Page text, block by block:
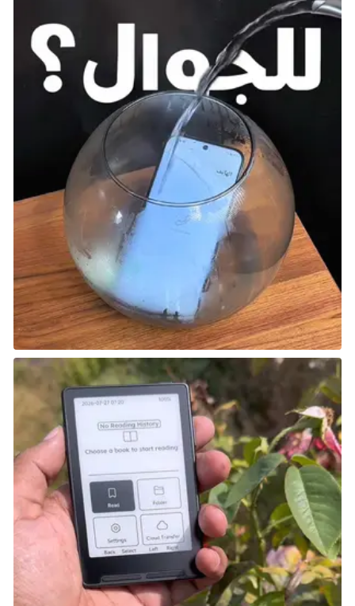
تصدر في أواخر 2025.
Kirby Air Riders، لعبة جديدة أصلها من لعبة السباق
بإخراج ماساهيرو ساكوراي، مخرج سلسلةSuper Smash
.، أُعلنت لتصدر هذا العام. قدم العرض التشويقي دخولًا
ستحلق على Nintendo Switch 2 في عام 2025.
استخدم تحكم الفأرة في وحدات تحكم Joy-Con 2 واستمتع
بتجربة جديدة في
Drag x Drive
. لعبة 3 ضد 3 جديدة عبر
الشبكة،Drag x Drive
اللاعبين لاستخدام تحكم الفأرة مع وحدتي Joy-Con 2 في آن
واحد للحركة وزيادة السرعة وأداء الحركات البهلوانية
والتسديد. استعد عند صدورDrag x Drive
على Nintendo
Switch 2 هذا الصيف.
من المتفهم أن اللاعبين يريدون الانطلاق (أو التسابق) مع
Nintendo Switch 2، ولكن يمكنهم أيضًا استكشاف العديد
من المزايا والتفاصيل في جهازهم الجديد. يمكن للاعبين
الدخول إلى صالة رقمية في Nintendo Switch 2 Welcome
Tour
والتعلم عن مزايا Nintendo Switch 2 كتجارب اللعبة
المميزة. عن طريق تجربة المزايا في ألعاب مصغرة وطرق
أخرى، سيتعلم اللاعبون عن جهازهم الجديد بكل مزاياه
والطرق التي لم يعرفوا عنها من قبل.Nintendo Switch 2
Welcome Tour
إطلاق Nintendo Switch 2 في 5 يونيو.
مع طرق جديدة للعب والتواصل مع اللاعبين، Nintendo